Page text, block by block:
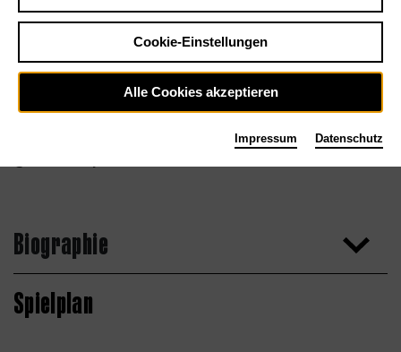
Biographie
Spielplan
Cookie-Einstellungen
Alle Cookies akzeptieren
Impressum Datenschutz